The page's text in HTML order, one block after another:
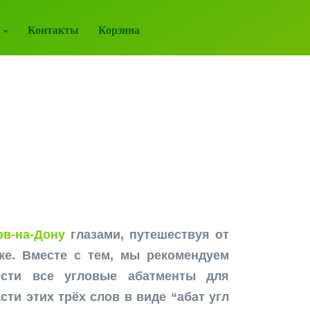
Контакты Корзина
на-Дону глазами, путешествуя от
Вместе с тем, мы рекомендуем
все угловые абатменты для
этих трёх слов в виде “абат угл